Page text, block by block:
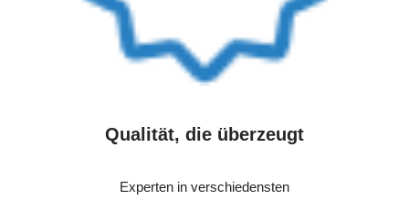
Qualität, die überzeugt
Experten in verschiedensten